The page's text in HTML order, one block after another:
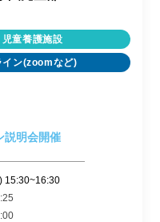
児童養護施設
イン(zoomなど)
明会開催
15:30~16:30